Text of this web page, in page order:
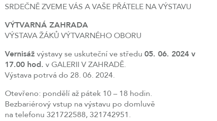
SRDEČNĚ ZVEME VÁS A VAŠE PŘÁTELE NA VÝSTAVU
VÝTVARNÁ ZAHRADA
VÝSTAVA ŽÁKŮ VÝTVARNÉHO OBORU
Vernisážvýstavy se uskuteční ve středu 05. 06. 2024 v
17.00 hod. v GALERII V ZAHRADĚ.
Výstava potrvá do 28. 06. 2024.
Otevřeno: pondělí až pátek 10 – 18 hodin.
Bezbariérový vstup na výstavu po domluvě
na telefonu 321722588, 321742951.